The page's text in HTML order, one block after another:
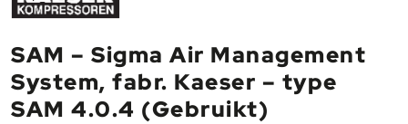
SAM – Sigma Air Management
System, fabr. Kaeser – type
SAM 4.0.4 (Gebruikt)